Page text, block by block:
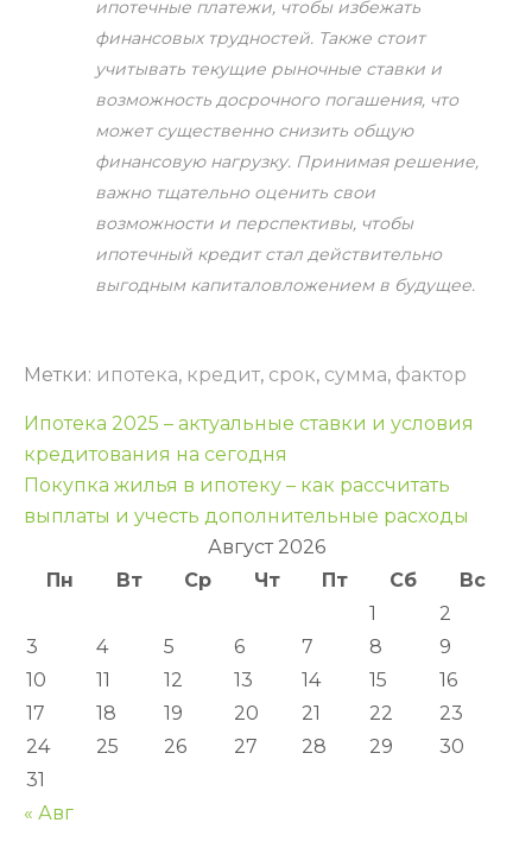
ипотечные платежи, чтобы избежать
финансовых трудностей. Также стоит
учитывать текущие рыночные ставки и
возможность досрочного погашения, что
может существенно снизить общую
финансовую нагрузку. Принимая решение,
важно тщательно оценить свои
возможности и перспективы, чтобы
ипотечный кредит стал действительно
выгодным капиталовложением в будущее.
Метки: ипотека, кредит, срок, сумма, фактор
Навигация
по
записям
Ипотека 2025 – актуальные ставки и условия
кредитования на сегодня
Покупка жилья в ипотеку – как рассчитать
выплаты и учесть дополнительные расходы
Август 2026
Пн
Вт Ср Чт Пт Сб
Вс
1
2
3
4 5 6 7 8
9
10
11 12 13 14 15
16
17
18 19 20 21 22
23
24
25 26 27 28 29
30
31
« Авг